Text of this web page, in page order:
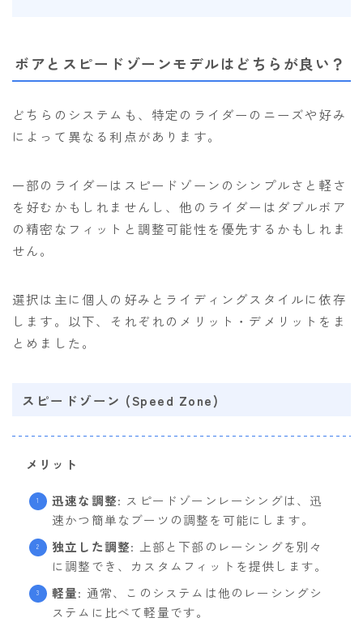
ボアとスピードゾーンモデルはどちらが良い？
どちらのシステムも、特定のライダーのニーズや好み
によって異なる利点があります。
一部のライダーはスピードゾーンのシンプルさと軽さ
を好むかもしれませんし、他のライダーはダブルボア
の精密なフィットと調整可能性を優先するかもしれま
せん。
選択は主に個人の好みとライディングスタイルに依存
します。以下、それぞれのメリット・デメリットをま
とめました。
スピードゾーン (Speed Zone)
メリット
迅速な調整: スピードゾーンレーシングは、迅
速かつ簡単なブーツの調整を可能にします。
独立した調整: 上部と下部のレーシングを別々
に調整でき、カスタムフィットを提供します。
軽量: 通常、このシステムは他のレーシングシ
ステムに比べて軽量です。